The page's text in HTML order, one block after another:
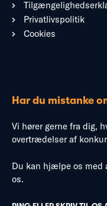
Privatlivspolitik
Cookies
Har du mistanke
Vi hører gerne fra dig,
overtrædelser af
Du kan hjælpe os med
os.